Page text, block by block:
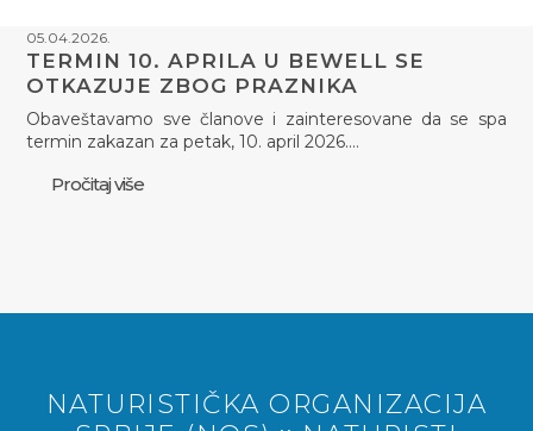
05.04.2026.
TERMIN 10. APRILA U BEWELL SE
OTKAZUJE ZBOG PRAZNIKA
Obaveštavamo sve članove i zainteresovane da se spa
termin zakazan za petak, 10. april 2026.…
Pročitaj više
NATURISTIČKA ORGANIZACIJA